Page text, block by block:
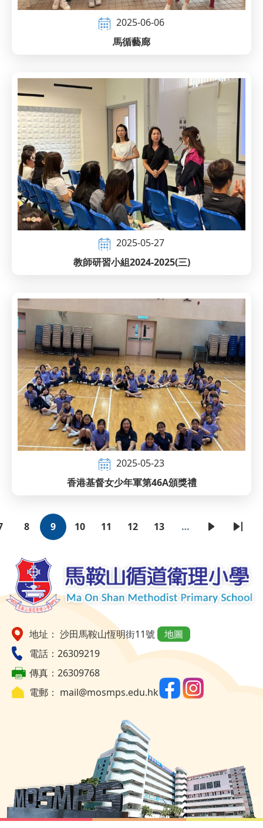
2025-06-06
馬循藝廊
2025-05-27
教師研習小組2024-2025(三)
2025-05-23
香港基督女少年軍第46A頒獎禮
Pagination
頁
頁
8
目
9
頁
10
頁
11
頁
12
頁
13 …
下
Last
地址： 沙田馬鞍山恆明街11號
地圖
電話：26309219
傳真：26309768
電郵： mail@mosmps.edu.hk